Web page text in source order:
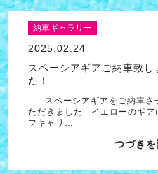
納車ギャラリー
2025.02.24
スペーシアギアご納車致し
た！
スペーシアギアをご納車さ
ただきました イエローのギア
フキャリ…
つづき